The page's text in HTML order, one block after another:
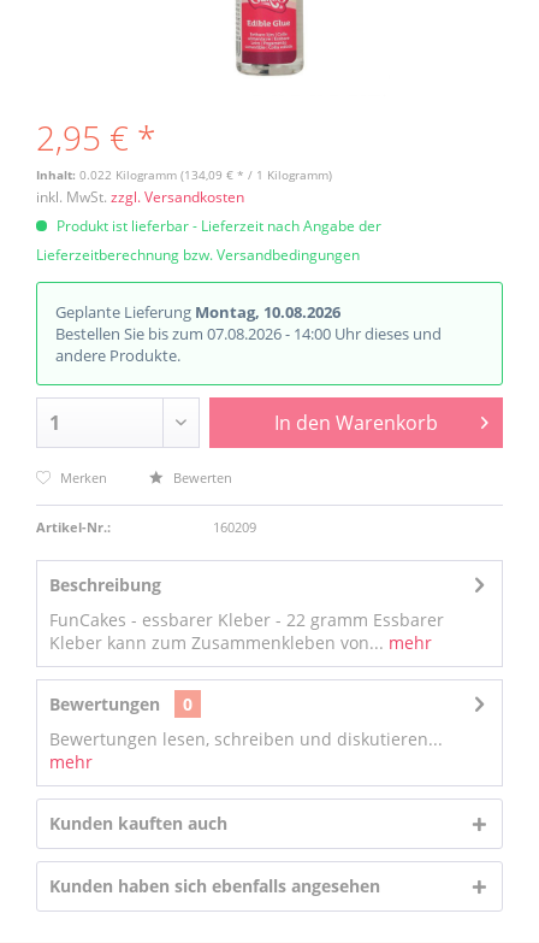
2,95 € *
Inhalt: 0.022 Kilogramm (134,09 € * / 1 Kilogramm)
inkl. MwSt. zzgl. Versandkosten
Produkt ist lieferbar - Lieferzeit nach Angabe der
Lieferzeitberechnung bzw. Versandbedingungen
Geplante Lieferung Montag, 10.08.2026
Bestellen Sie bis zum 07.08.2026 - 14:00 Uhr dieses und
andere Produkte.
In den Warenkorb
Merken Bewerten
Artikel-Nr.: 160209
Beschreibung
FunCakes - essbarer Kleber - 22 gramm Essbarer
Kleber kann zum Zusammenkleben von... mehr
Bewertungen
0
Bewertungen lesen, schreiben und diskutieren...
mehr
Kunden kauften auch
Kunden haben sich ebenfalls angesehen